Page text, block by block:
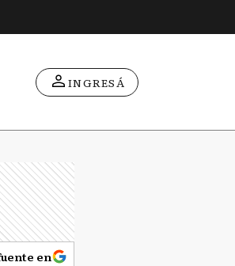
INGRESÁ
en